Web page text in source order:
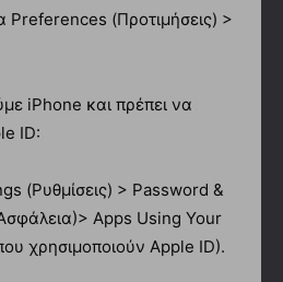
Preferences (Προτιμήσεις) >
iPhone και πρέπει να
ID:
(Ρυθμίσεις) > Password &
Apps Using Your
χρησιμοποιούν Apple ID).